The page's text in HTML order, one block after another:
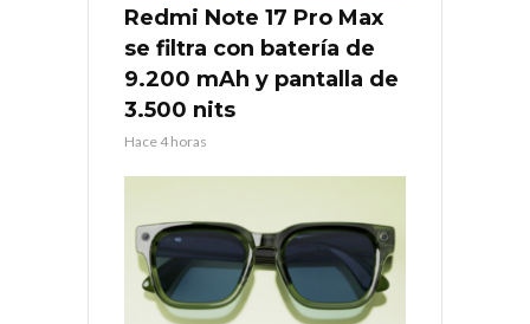
Redmi Note 17 Pro Max
se filtra con batería de
9.200 mAh y pantalla de
3.500 nits
Hace 4 horas